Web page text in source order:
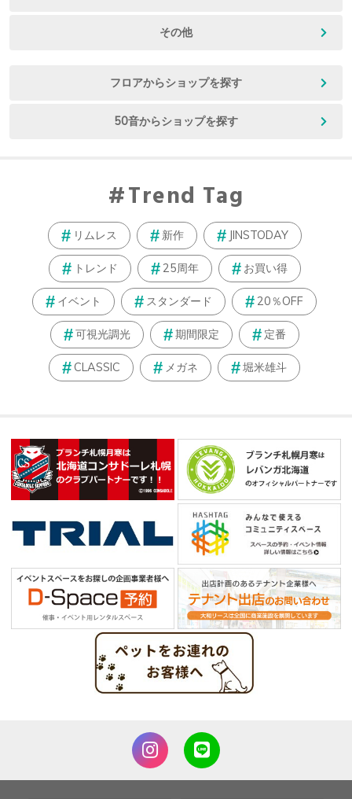
その他
フロアからショップを探す
50音からショップを探す
Trend Tag
リムレス 新作 JINSTODAY
トレンド 25周年 お買い得
イベント スタンダード 20％OFF
可視光調光 期間限定 定番
CLASSIC メガネ 堀米雄斗